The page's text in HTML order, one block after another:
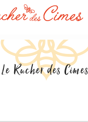
Le Rucher des Cimes